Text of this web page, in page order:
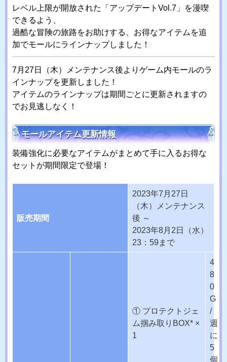
レベル上限が開放された「アップデートVol.7」を漫喫
できるよう、
過酷な冒険の旅路をお助けする、お得なアイテムを追
加でモールにラインナップしました！
7月27日（木）メンテナンス後よりゲーム内モールのラ
インナップを更新しました！
アイテムのラインナップは期間ごとに更新されますの
でお見逃しなく！
モールアイテム更新情報
装備強化に必要なアイテムがまとめて手に入るお得な
セットが期間限定で登場！
販売期間
2023年7月27日
（木）メンテナンス
後 ～
2023年8月2日（水）
23：59まで
① プロテクトジェ
ム掴み取りBOX* ×
1
4
8
0
G
/
週
に
5
個